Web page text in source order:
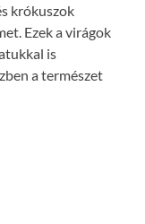
krókuszok
Ezek a virágok
is
a természet